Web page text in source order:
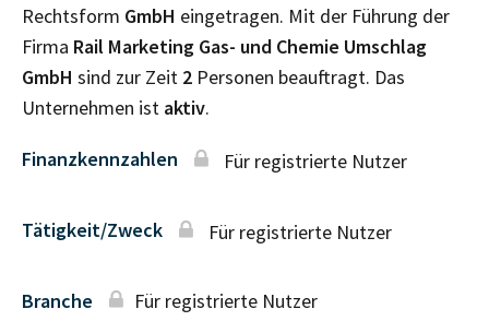
Rechtsform GmbH eingetragen. Mit der Führung der
Firma Rail Marketing Gas- und Chemie Umschlag
GmbH sind zur Zeit 2 Personen beauftragt. Das
Unternehmen ist aktiv.
Finanzkennzahlen Für registrierte Nutzer
Tätigkeit/Zweck Für registrierte Nutzer
Branche Für registrierte Nutzer